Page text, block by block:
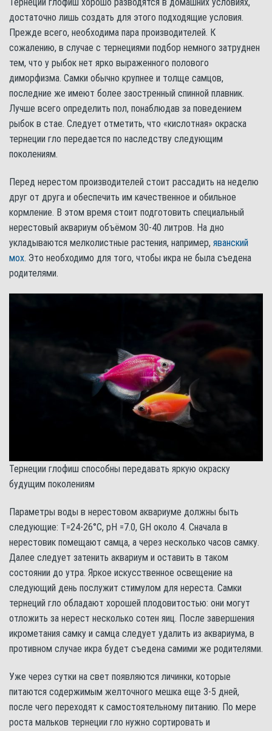
достаточно лишь создать для этого подходящие условия.
Прежде всего, необходима пара производителей. К
сожалению, в случае с тернециями подбор немного затруднен
тем, что у рыбок нет ярко выраженного полового
диморфизма. Самки обычно крупнее и толще самцов,
последние же имеют более заостренный спинной плавник.
Лучше всего определить пол, понаблюдав за поведением
рыбок в стае. Следует отметить, что «кислотная» окраска
тернеции гло передается по наследству следующим
поколениям.
Перед нерестом производителей стоит рассадить на неделю
друг от друга и обеспечить им качественное и обильное
кормление. В этом время стоит подготовить специальный
нерестовый аквариум объёмом 30-40 литров. На дно
укладываются мелколистные растения, например, яванский
мох. Это необходимо для того, чтобы икра не была съедена
родителями.
Тернеции глофиш способны передавать яркую окраску
будущим поколениям
Параметры воды в нерестовом аквариуме должны быть
следующие: Т=24-26°С, pH =7.0, GH около 4. Сначала в
нерестовик помещают самца, а через несколько часов самку.
Далее следует затенить аквариум и оставить в таком
состоянии до утра. Яркое искусственное освещение на
следующий день послужит стимулом для нереста. Самки
тернеций гло обладают хорошей плодовитостью: они могут
отложить за нерест несколько сотен яиц. После завершения
икрометания самку и самца следует удалить из аквариума, в
противном случае икра будет съедена самими же родителями.
Уже через сутки на свет появляются личинки, которые
питаются содержимым желточного мешка еще 3-5 дней,
после чего переходят к самостоятельному питанию. По мере
роста мальков тернеции гло нужно сортировать и